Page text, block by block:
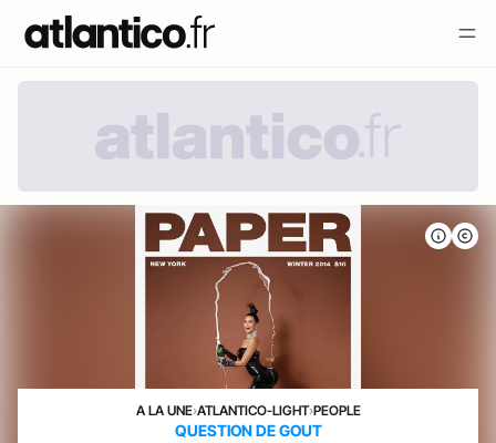
A LA UNE›ATLANTICO-LIGHT›PEOPLE
QUESTION DE GOUT